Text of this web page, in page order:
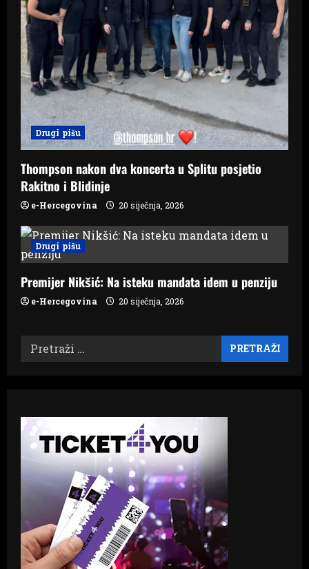
Drugi pišu
Thompson nakon dva koncerta u Splitu posjetio
Rakitno i Blidinje
e-Hercegovina 20 siječnja, 2026
Drugi pišu
Premijer Nikšić: Na isteku mandata idem u penziju
e-Hercegovina 20 siječnja, 2026
Pretraži: